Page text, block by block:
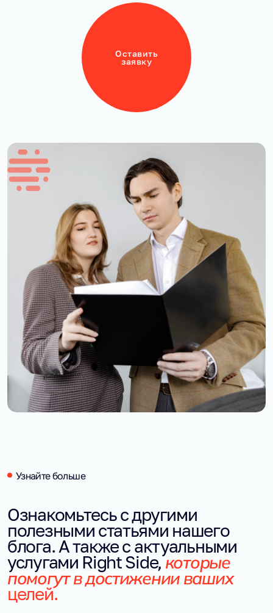
Оставить
заявку
Узнайте больше
Ознакомьтесь с другими
полезными статьями нашего
блога. А также с актуальными
услугами Right Side,которые
помогут в достижении ваших
целей.